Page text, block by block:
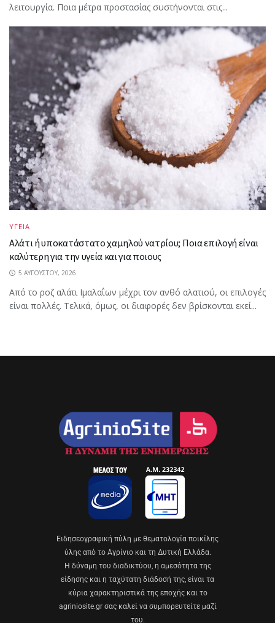
λειτουργία. Ποια μέτρα προστασίας συστήνονται στις...
ΥΓΕΙΑ
Αλάτι ή υποκατάστατο χαμηλού νατρίου; Ποια επιλογή είναι
καλύτερη για την υγεία και για ποιους
5 ΑΥΓΟΎΣΤΟΥ, 2026
Από το ροζ αλάτι Ιμαλαΐων μέχρι τον ανθό αλατιού, οι επιλογές
είναι πολλές. Τελικά, όμως, οι διαφορές δεν βρίσκονται εκεί...
Eιδησεογραφική πύλη με θεματολογία ποικίλης
ύλης από το Αγρίνιο και τη Δυτική Ελλάδα.
Η δύναμη του διαδικτύου, η αμεσότητα της
είδησης και η ταχύτατη διάδοσή της, είναι τα
κύρια χαρακτηριστικά της εποχής και το
agriniosite.gr σας καλεί να συμπορευτείτε μαζί
του.